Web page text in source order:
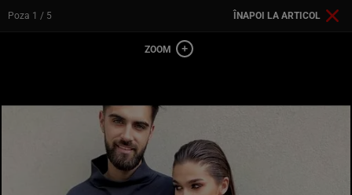
Poza 1 / 5 ÎNAPOI LA ARTICOL